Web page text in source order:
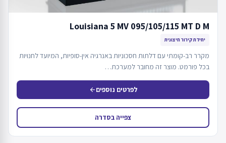
Louisiana 5 MV 095/105/115 MT D M
יחידת קירור חיצונית
מקרר רב-קומתי עם דלתות חסכוניות באנרגיה אין-סופיות, המיועד לחנויות
בכל פורמט. מוצר זה מחובר למערכת…
לפרטים נוספיםarrow_back
צפייה בסדרה